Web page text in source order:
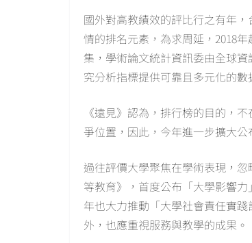
國外對高教績效的評比行之有年
情的排名元素，為求周延，2018
集，學術論文統計資訊委由全球
究分析指標提供可靠且多元化的數
《遠見》認為，排行榜的目的，
爭位置，因此，今年進一步擴大公
過往評價大學聚焦在學術表現，
等教育》，首度公布「大學影響
年也大力推動「大學社會責任實
外，也應重視服務與教學的成果。